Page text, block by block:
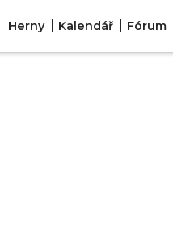
Herny Kalendář Fórum